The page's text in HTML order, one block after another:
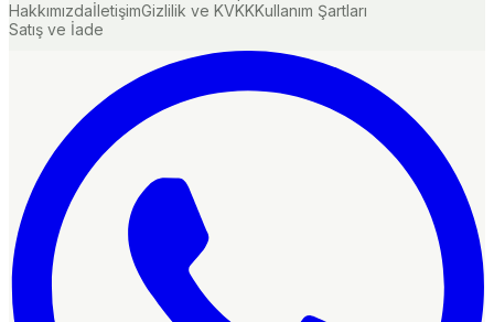
HakkımızdaİletişimGizlilik ve KVKKKullanım Şartları
Satış ve İade